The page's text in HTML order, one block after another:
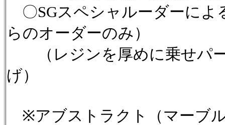
〇SGスペシャルーダーによ
らのオーダーのみ）
（レジンを厚めに乗せパー
げ）
※アブストラクト（マーブ